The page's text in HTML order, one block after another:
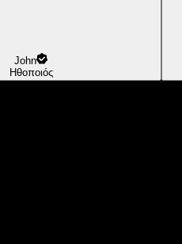
John
Ηθοποιός